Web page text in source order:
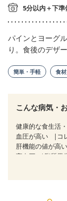
5分以内＋下準
パインとヨーグ
り。食後のデザ
簡単・手軽 食
こんな病気・
健康的な食生活
血圧が高い
コ
肝機能の値が高い
高血圧
脂質異